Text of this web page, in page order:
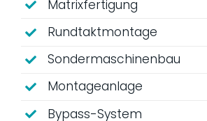
Matrixfertigung
Rundtaktmontage
Sondermaschinenbau
Montageanlage
Bypass-System